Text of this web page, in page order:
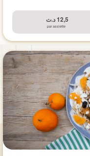
12,5د.ت
par assiette